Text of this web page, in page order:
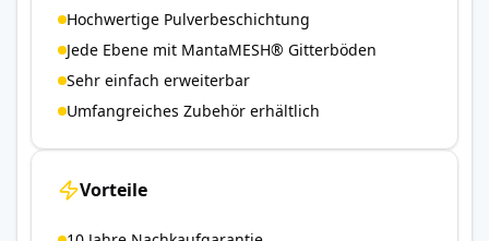
Hochwertige Pulverbeschichtung
Jede Ebene mit MantaMESH® Gitterböden
Sehr einfach erweiterbar
Umfangreiches Zubehör erhältlich
Vorteile